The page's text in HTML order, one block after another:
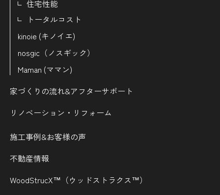
住宅性能
トータルコスト
kinoie (キノイエ)
nosgic（ノスギック）
Maman (ママン)
家づくりの流れ&アフターサポート
リノベーション・リフォーム
施工事例&お客様の声
不動産情報
WoodStrucX™（ウッドストラクス™）